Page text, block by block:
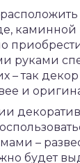
каминной
руками
– так
и
–
будет